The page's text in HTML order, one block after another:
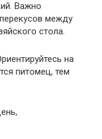
Важно
между
стола.
на
питомец, тем